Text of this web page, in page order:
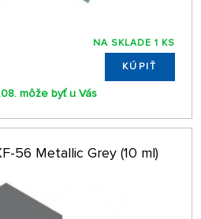
NA SKLADE 1 KS
KÚPIŤ
môže byť u Vás
56 Metallic Grey (10 ml)